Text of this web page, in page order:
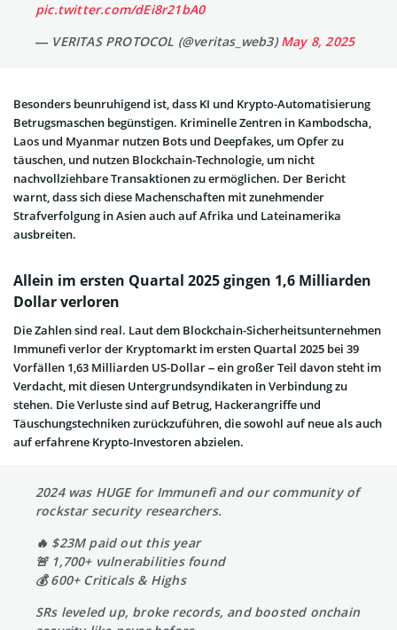
pic.twitter.com/dEi8r21bA0
— VERITAS PROTOCOL (@veritas_web3)May 8, 2025
Besonders beunruhigend ist, dass KI und Krypto-Automatisierung
Betrugsmaschen begünstigen. Kriminelle Zentren in Kambodscha,
Laos und Myanmar nutzen Bots und Deepfakes, um Opfer zu
täuschen, und nutzen Blockchain-Technologie, um nicht
nachvollziehbare Transaktionen zu ermöglichen. Der Bericht
warnt, dass sich diese Machenschaften mit zunehmender
Strafverfolgung in Asien auch auf Afrika und Lateinamerika
ausbreiten.
Allein im ersten Quartal 2025 gingen 1,6 Milliarden
Dollar verloren
Die Zahlen sind real. Laut dem Blockchain-Sicherheitsunternehmen
Immunefi verlor der Kryptomarkt im ersten Quartal 2025 bei 39
Vorfällen 1,63 Milliarden US-Dollar – ein großer Teil davon steht im
Verdacht, mit diesen Untergrundsyndikaten in Verbindung zu
stehen. Die Verluste sind auf Betrug, Hackerangriffe und
Täuschungstechniken zurückzuführen, die sowohl auf neue als auch
auf erfahrene Krypto-Investoren abzielen.
2024 was HUGE for Immunefi and our community of
rockstar security researchers.
🔥 $23M paid out this year
🚨 1,700+ vulnerabilities found
💰 600+ Criticals & Highs
SRs leveled up, broke records, and boosted onchain